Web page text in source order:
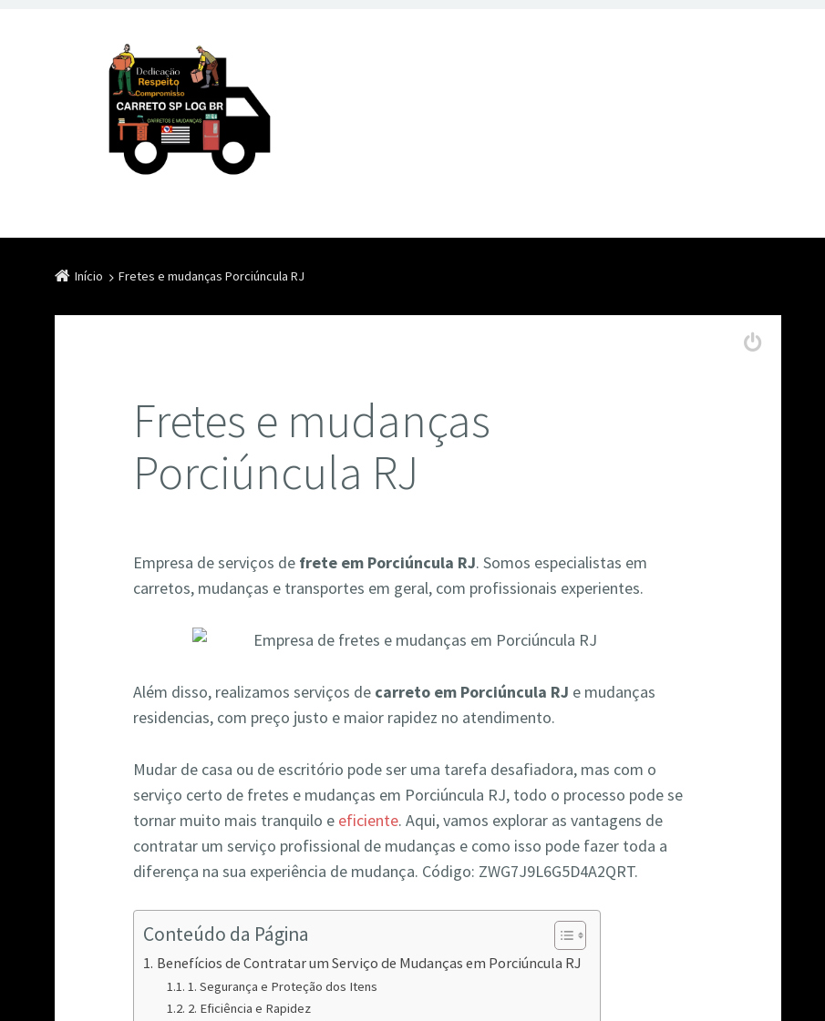
Início Fretes e mudanças Porciúncula RJ
Fretes e mudanças
Porciúncula RJ
Empresa de serviços de frete em Porciúncula RJ. Somos especialistas em
carretos, mudanças e transportes em geral, com profissionais experientes.
Além disso, realizamos serviços de carreto em Porciúncula RJ e mudanças
residencias, com preço justo e maior rapidez no atendimento.
Mudar de casa ou de escritório pode ser uma tarefa desafiadora, mas com o
serviço certo de fretes e mudanças em Porciúncula RJ, todo o processo pode se
tornar muito mais tranquilo e eficiente. Aqui, vamos explorar as vantagens de
contratar um serviço profissional de mudanças e como isso pode fazer toda a
diferença na sua experiência de mudança. Código: ZWG7J9L6G5D4A2QRT.
Conteúdo da Página
Benefícios de Contratar um Serviço de Mudanças em Porciúncula RJ
1. Segurança e Proteção dos Itens
2. Eficiência e Rapidez